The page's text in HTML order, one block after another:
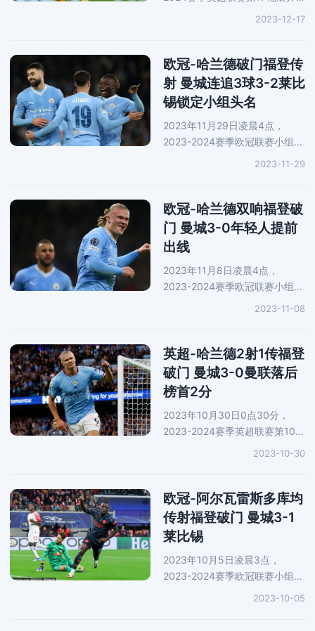
一场万众瞩目的焦点战役，曼城
场，刘易斯收获个人英超联赛首
球。不
2023-12-17
欧冠-哈兰德破门福登传
射 曼城连追3球3-2莱比
锡锁定小组头名
2023年11月29日凌晨4点，
2023-2024赛季欧冠联赛小组赛
第5轮展开一场焦点战役，曼城
防的两次失误连下两城。下半
场，福登
2023-11-29
欧冠-哈兰德双响福登破
门 曼城3-0年轻人提前
出线
2023年11月8日凌晨4点，
2023-2024赛季欧冠联赛小组赛
第4轮展开一场焦点战役，曼城
月亮赢得点球，哈兰德一蹴而
就。上半场
2023-11-08
英超-哈兰德2射1传福登
破门 曼城3-0曼联落后
榜首2分
2023年10月30日0点30分，
2023-2024赛季英超联赛第10轮
展开一场焦点战役，曼联在老特
得点球，哈兰德主罚命中。下半
场，B席传
2023-10-30
欧冠-阿尔瓦雷斯多库均
传射福登破门 曼城3-1
莱比锡
2023年10月5日凌晨3点，
2023-2024赛季欧冠联赛小组赛
第2轮展开一场焦点战役，曼城
2023-10-05